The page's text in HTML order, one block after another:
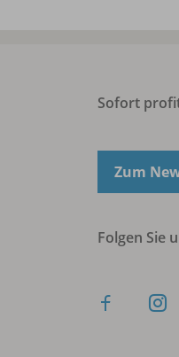
Sofort
Zum
Folgen Sie